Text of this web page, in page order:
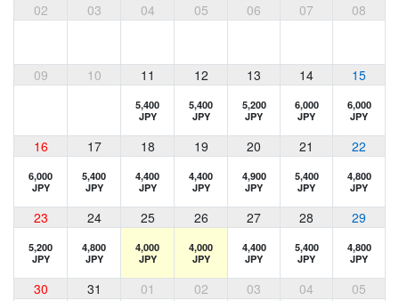
02 03 04 05 06 07 08
09 10 11 12 13 14 15
5,400
JPY
5,400
JPY
5,200
JPY
6,000
JPY
6,000
JPY
16 17 18 19 20 21 22
6,000
JPY
5,400
JPY
4,400
JPY
4,400
JPY
4,900
JPY
5,400
JPY
4,800
JPY
23 24 25 26 27 28 29
5,200
JPY
4,800
JPY
4,000
JPY
4,000
JPY
4,400
JPY
5,400
JPY
4,800
JPY
30 31 01 02 03 04 05